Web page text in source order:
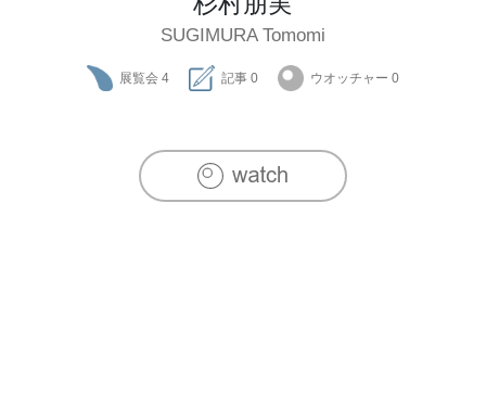
SUGIMURA Tomomi
展覧会 4 記事 0 ウオッチャー 0